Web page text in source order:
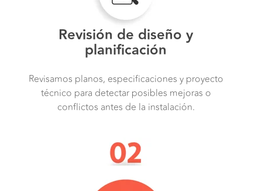
Revisión de diseño y
planificación
Revisamos planos, especificaciones y proyecto
técnico para detectar posibles mejoras o
conflictos antes de la instalación.